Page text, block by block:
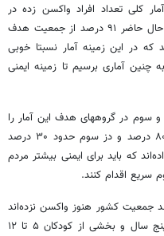
کلی تعداد افراد واکسن زده در
کشور نیز گفت: براساس آمارهای موجود در حال حاضر ۹۱ درصد از جمعیت هدف
که در این زمینه آمار نسبتا خوبی
آماری برسیم تا زمینه ایمنی
و سوم در گروههای هدف این آمار را
ارایه داد و اظهار داشت: اکنون در دز دوم ۸۰ درصد و دز سوم حدود ۳۰ درصد
که باید برای ایمنی بیشتر مردم
سریع اقدام کنند.
جمعیت کشور هنوز واکسن نزده‌اند
تصریح کرد: بخشی از جمعیت کودکان زیر پنج سال و بخشی از کودکان ۵ تا ۱۲